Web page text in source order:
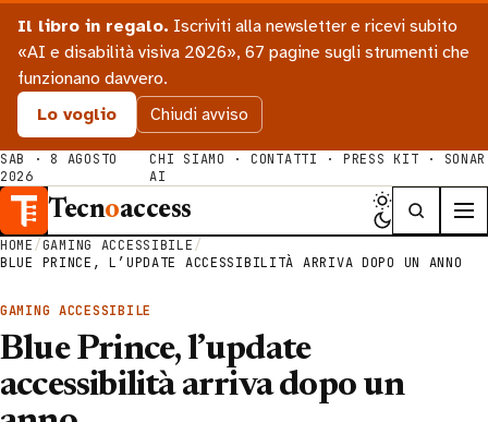
Il libro in regalo. Iscriviti alla newsletter e ricevi subito
«AI e disabilità visiva 2026», 67 pagine sugli strumenti che
funzionano davvero.
Lo voglio
Chiudi avviso
SAB · 8 AGOSTO
2026
CHI SIAMO · CONTATTI · PRESS KIT · SONAR
AI
Tecnoaccess
HOME/GAMING ACCESSIBILE/
BLUE PRINCE, L’UPDATE ACCESSIBILITÀ ARRIVA DOPO UN ANNO
GAMING ACCESSIBILE
Blue Prince, l’update
accessibilità arriva dopo un